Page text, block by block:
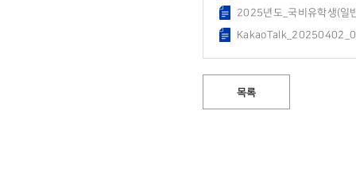
2025년도_국비유학생(일
목록